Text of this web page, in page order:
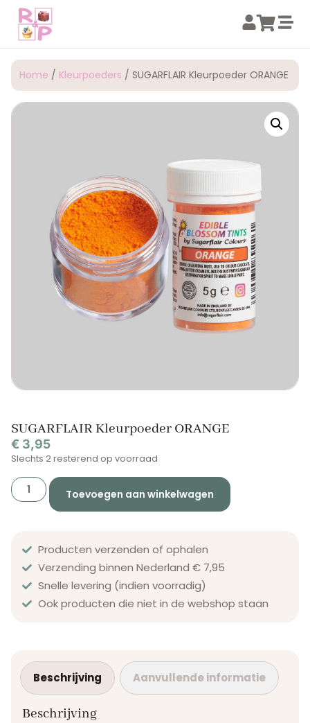
Home / Kleurpoeders / SUGARFLAIR Kleurpoeder ORANGE
SUGARFLAIR Kleurpoeder ORANGE
€ 3,95
Slechts 2 resterend op voorraad
Toevoegen aan winkelwagen
Producten verzenden of ophalen
Verzending binnen Nederland € 7,95
Snelle levering (indien voorradig)
Ook producten die niet in de webshop staan​
Beschrijving Aanvullende informatie
Beschrijving